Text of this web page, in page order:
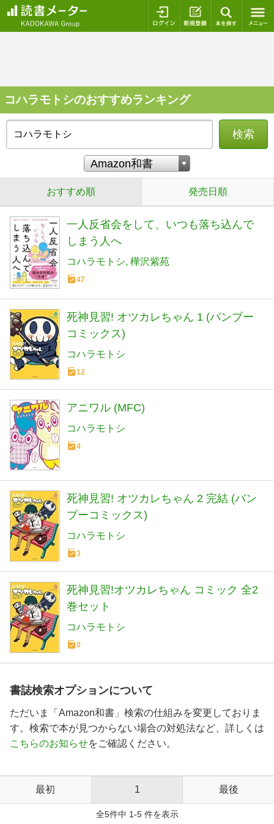
ログイン 新規登録
コハラモトシのおすすめランキング
検索
おすすめ順 発売日順
一人反省会をして、いつも落ち込んで
しまう人へ
コハラモトシ 樺沢紫苑
47
死神見習! オツカレちゃん 1 (バンブー
コミックス)
コハラモトシ
12
アニワル (MFC)
コハラモトシ
4
死神見習! オツカレちゃん 2 完結 (バン
ブーコミックス)
コハラモトシ
3
死神見習!オツカレちゃん コミック 全2
巻セット
コハラモトシ
0
書誌検索オプションについて
ただいま「Amazon和書」検索の仕組みを変更しておりま
す。検索で本が見つからない場合の対処法など、詳しくは
こちらのお知らせをご確認ください。
最初 1 最後
全5件中 1-5 件を表示